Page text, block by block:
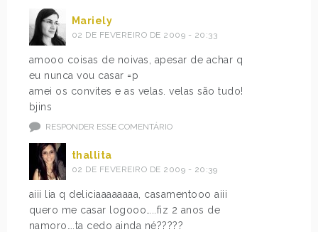
Mariely
02 DE FEVEREIRO DE 2009 - 20:33
amooo coisas de noivas, apesar de achar q
eu nunca vou casar =p
amei os convites e as velas. velas são tudo!
bjins
RESPONDER ESSE COMENTÁRIO
thallita
02 DE FEVEREIRO DE 2009 - 20:39
aiii lia q deliciaaaaaaaa, casamentooo aiii
quero me casar logooo…..fiz 2 anos de
namoro….ta cedo ainda né?????